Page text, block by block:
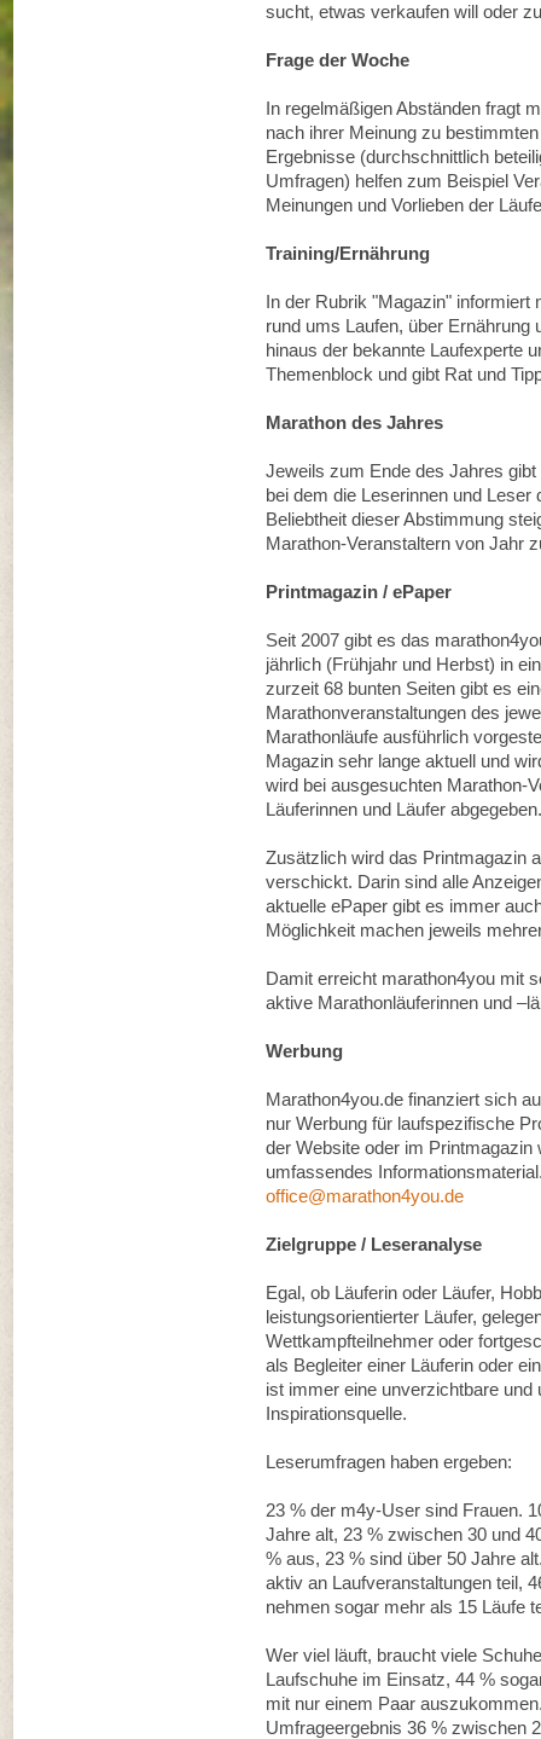
sucht, etwas verkaufen will oder
Frage der Woche
In regelmäßigen Abständen fragt
nach ihrer Meinung zu
Ergebnisse (durchschnittlich
Umfragen) helfen zum Beispiel
Meinungen und Vorlieben der
Training/Ernährung
In der Rubrik "Magazin" informiert
rund ums Laufen, über Ernährung
hinaus der bekannte Laufexperte
Themenblock und gibt Rat und
Marathon des Jahres
Jeweils zum Ende des Jahres
bei dem die Leserinnen und
Beliebtheit dieser Abstimmung
Marathon-Veranstaltern von Jahr
Printmagazin / ePaper
Seit 2007 gibt es das
jährlich (Frühjahr und Herbst) in
zurzeit 68 bunten Seiten gibt es
Marathonveranstaltungen des
Marathonläufe ausführlich
Magazin sehr lange aktuell und
wird bei ausgesuchten Marathon-
Läuferinnen und Läufer abgegeben.
Zusätzlich wird das Printmagazin
verschickt. Darin sind alle
aktuelle ePaper gibt es immer
Möglichkeit machen jeweils
Damit erreicht marathon4you mit
aktive Marathonläuferinnen und
Werbung
Marathon4you.de finanziert sich
nur Werbung für laufspezifische
der Website oder im
umfassendes
office@marathon4you.de
Zielgruppe / Leseranalyse
Egal, ob Läuferin oder Läufer,
leistungsorientierter Läufer,
Wettkampfteilnehmer oder
als Begleiter einer Läuferin oder
ist immer eine unverzichtbare
Inspirationsquelle.
Leserumfragen haben ergeben:
23 % der m4y-User sind Frauen.
Jahre alt, 23 % zwischen 30 und
% aus, 23 % sind über 50 Jahre
aktiv an Laufveranstaltungen teil,
nehmen sogar mehr als 15 Läufe
Wer viel läuft, braucht viele
Laufschuhe im Einsatz, 44 %
mit nur einem Paar
Umfrageergebnis 36 % zwischen